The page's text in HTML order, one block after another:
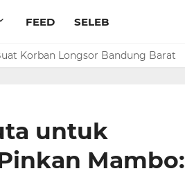
FEED SELEB
Korban Longsor Bandung Barat
untuk
Mambo: